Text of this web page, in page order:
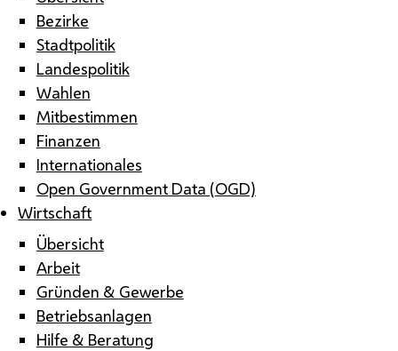
Bezirke
Stadtpolitik
Landespolitik
Wahlen
Mitbestimmen
Finanzen
Internationales
Open Government Data (OGD)
Wirtschaft
Übersicht
Arbeit
Gründen & Gewerbe
Betriebsanlagen
Hilfe & Beratung